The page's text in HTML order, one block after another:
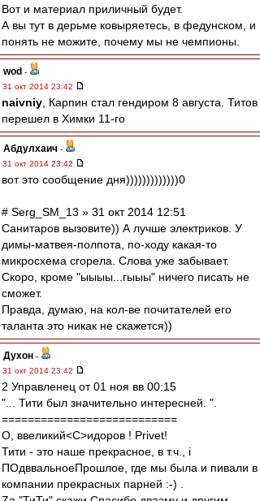
Вот и материал приличный будет.
А вы тут в дерьме ковыряетесь, в федунском, и
понять не можите, почему мы не чемпионы.
wod -
31 окт 2014 23:42
naivniy , Карпин стал гендиром 8 августа. Титов
перешел в Химки 11-го
Абдулхаич -
31 окт 2014 23:42
вот это сообщение дня)))))))))))))0
# Serg_SM_13 » 31 окт 2014 12:51
Санитаров вызовите)) А лучше электриков. У
димы-матвея-полпота, по-ходу какая-то
микросхема сгорела. Слова уже забывает.
Скоро, кроме "ыыыы...гыыы" ничего писать не
сможет.
Правда, думаю, на кол-ве почитателей его
таланта это никак не скажется))
Духон -
31 окт 2014 23:42
2 Управленец от 01 ноя вв 00:15
"... Тити был значительно интересней. ".
===========================
О, ввеликий<C>идоров ! Privet!
Тити - это наше прекрасное, в т.ч., i
ПОдввальноеПрошлое, где мы была и пивали в
компании прекрасных парней :-) .